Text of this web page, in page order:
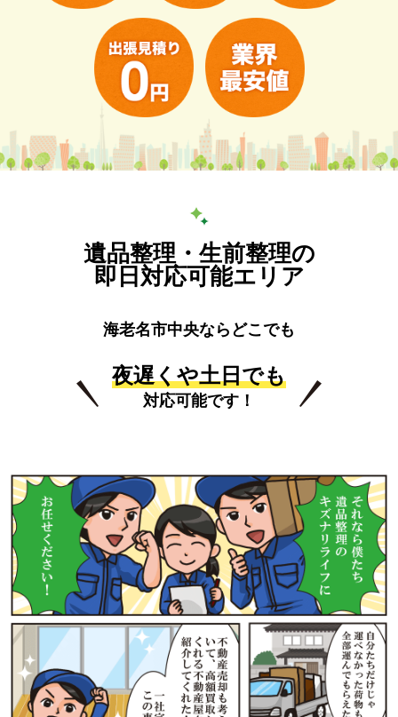
遺品整理・生前整理の
即日対応可能エリア
海老名市中央ならどこでも
夜遅くや土日でも
対応可能です！